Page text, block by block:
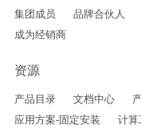
集团成员 品牌合伙人
成为经销商
资源
产品目录 文档中心
应用方案-固定安装
计算